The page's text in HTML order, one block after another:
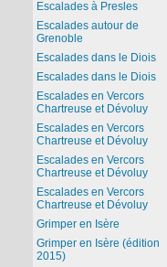
Escalades à Presles
Escalades autour de
Grenoble
Escalades dans le Diois
Escalades dans le Diois
Escalades en Vercors
Chartreuse et Dévoluy
Escalades en Vercors
Chartreuse et Dévoluy
Escalades en Vercors
Chartreuse et Dévoluy
Escalades en Vercors
Chartreuse et Dévoluy
Grimper en Isère
Grimper en Isère (édition
2015)